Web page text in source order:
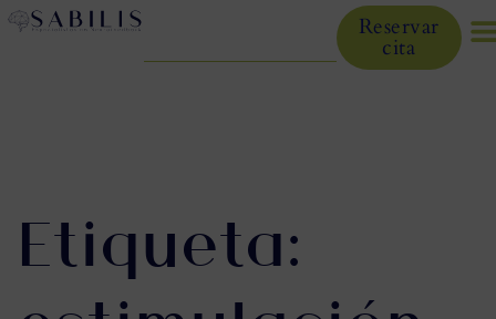
Reservar
cita
Etiqueta: